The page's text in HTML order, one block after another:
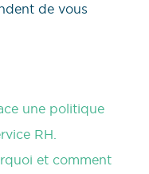
de vous
une politique
RH.
et comment